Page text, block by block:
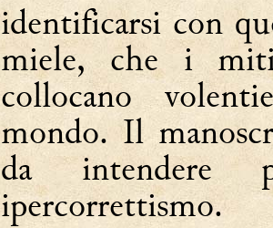
identificarsi con
miele, che i
collocano
mondo. Il
da intendere
ipercorrettismo.